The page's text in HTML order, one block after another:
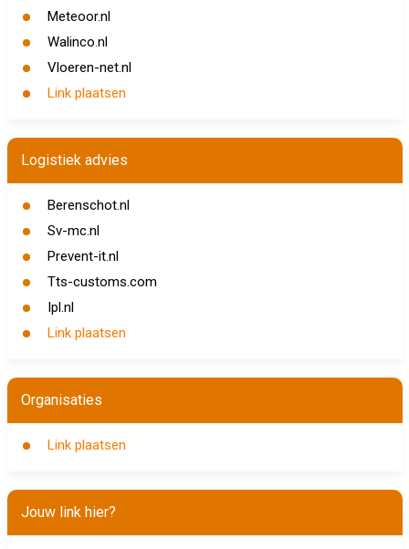
Meteoor.nl
Walinco.nl
Vloeren-net.nl
Link plaatsen
Logistiek advies
Berenschot.nl
Sv-mc.nl
Prevent-it.nl
Tts-customs.com
Ipl.nl
Link plaatsen
Organisaties
Link plaatsen
Jouw link hier?